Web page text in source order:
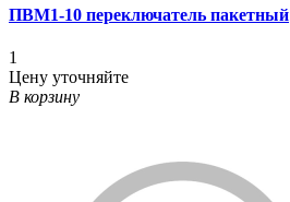
ПВМ1-10 переключатель пакетный
1
Цену уточняйте
В корзину